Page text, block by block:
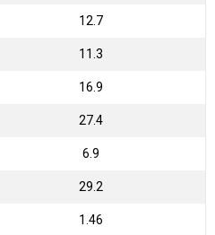
12.7
11.3
16.9
27.4
6.9
29.2
1.46